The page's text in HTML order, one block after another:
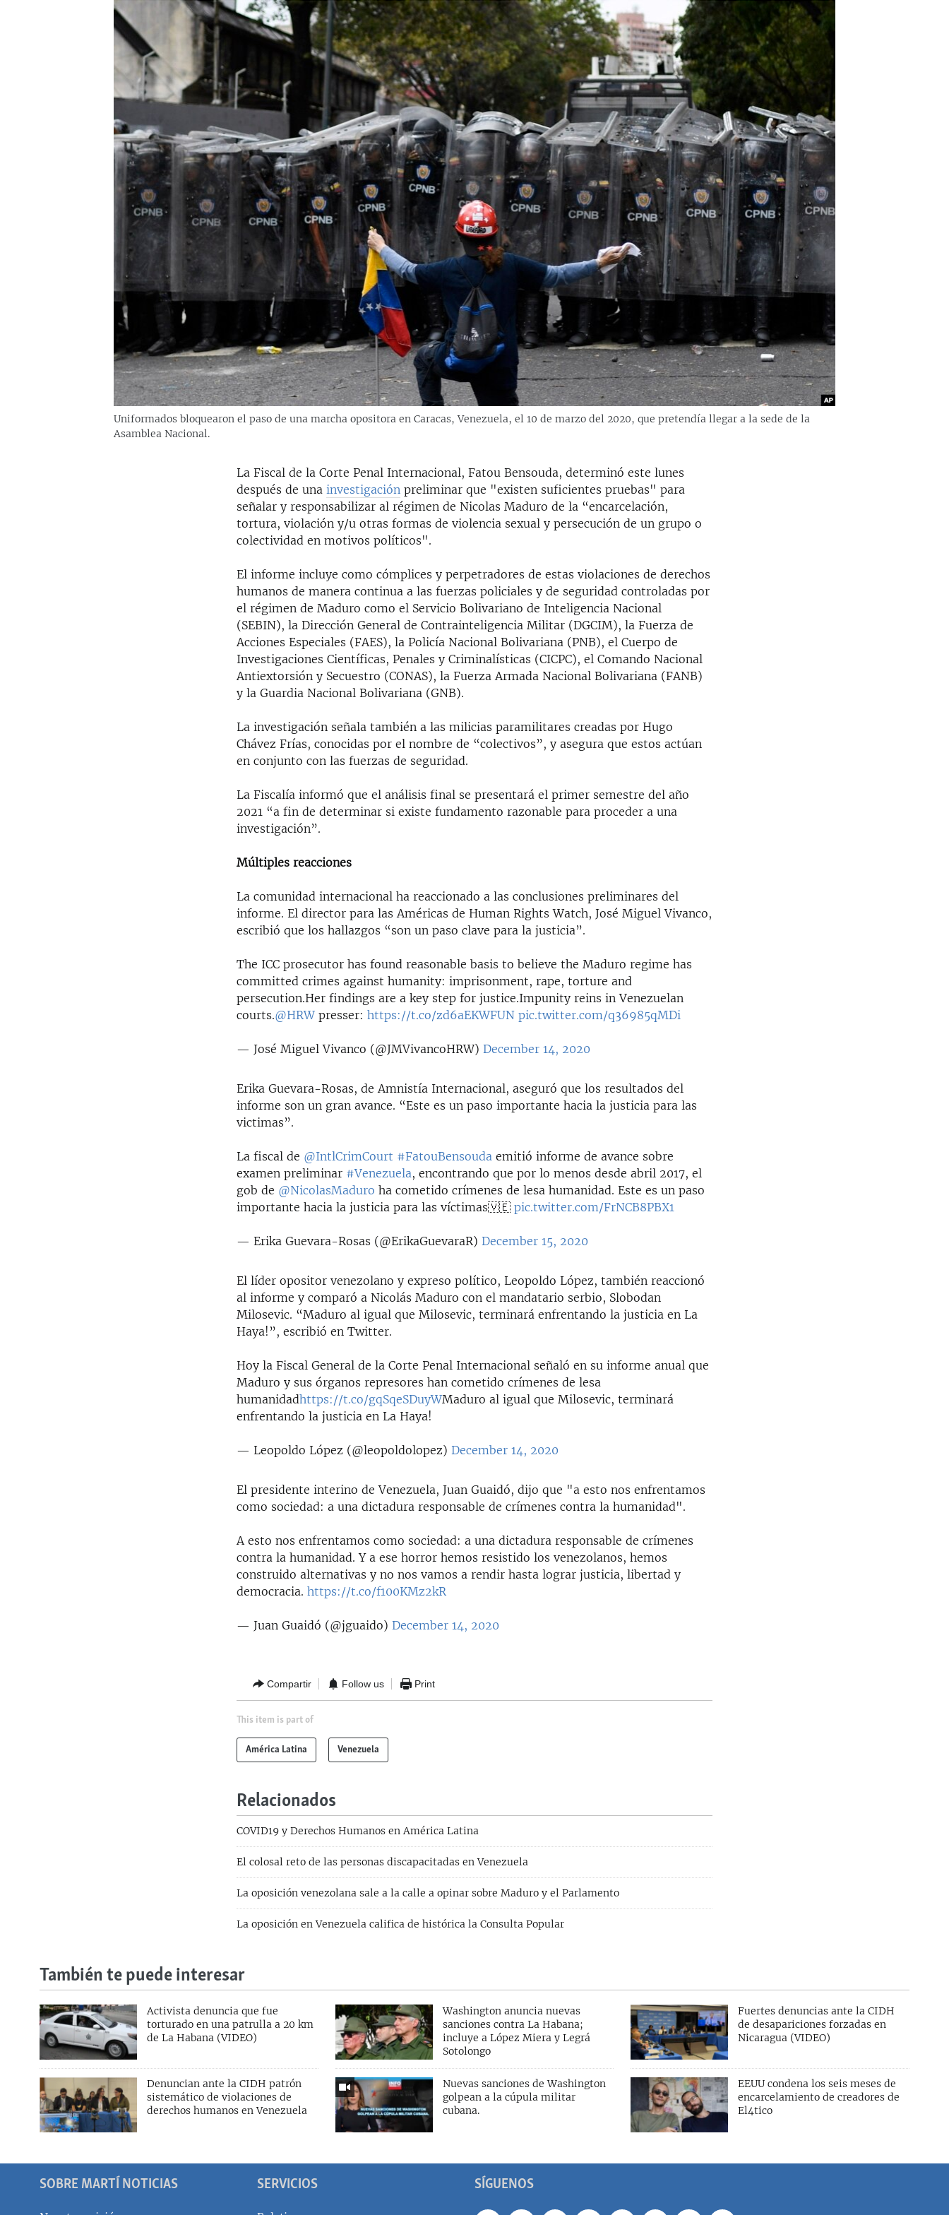
LA REALIDAD DE LA VIVIENDA EN
SER VIEJO EN CUBA
LOS SANTOS DE HIALEAH
DESINFORMACIÓN RUSA EN
LA INVASIÓN DE RUSIA A UCRANIA
Uniformados bloquearon el paso de una marcha opositora en Caracas, Venezuela, el 10 de marzo del 2020, que pretendía llegar a la sede de la
Asamblea Nacional.
La Fiscal de la Corte Penal Internacional, Fatou Bensouda, determinó este lunes
después de unainvestigación preliminar que "existen suficientes pruebas" para
señalar y responsabilizar al régimen de Nicolas Maduro de la “encarcelación,
tortura, violación y/u otras formas de violencia sexual y persecución de un grupo o
colectividad en motivos políticos".
El informe incluye como cómplices y perpetradores de estas violaciones de derechos
humanos de manera continua a las fuerzas policiales y de seguridad controladas por
el régimen de Maduro como el Servicio Bolivariano de Inteligencia Nacional
(SEBIN), la Dirección General de Contrainteligencia Militar (DGCIM), la Fuerza de
Acciones Especiales (FAES), la Policía Nacional Bolivariana (PNB), el Cuerpo de
Investigaciones Científicas, Penales y Criminalísticas (CICPC), el Comando Nacional
Antiextorsión y Secuestro (CONAS), la Fuerza Armada Nacional Bolivariana (FANB)
y la Guardia Nacional Bolivariana (GNB).
La investigación señala también a las milicias paramilitares creadas por Hugo
Chávez Frías, conocidas por el nombre de “colectivos”, y asegura que estos actúan
en conjunto con las fuerzas de seguridad.
La Fiscalía informó que el análisis final se presentará el primer semestre del año
2021 “a fin de determinar si existe fundamento razonable para proceder a una
investigación”.
Múltiples reacciones
La comunidad internacional ha reaccionado a las conclusiones preliminares del
informe. El director para las Américas de Human Rights Watch, José Miguel Vivanco,
escribió que los hallazgos “son un paso clave para la justicia”.
The ICC prosecutor has found reasonable basis to believe the Maduro regime has
committed crimes against humanity: imprisonment, rape, torture and
persecution.Her findings are a key step for justice.Impunity reins in Venezuelan
courts.@HRW presser:https://t.co/zd6aEKWFUN pic.twitter.com/q36985qMDi
— José Miguel Vivanco (@JMVivancoHRW)December 14, 2020
Erika Guevara-Rosas, de Amnistía Internacional, aseguró que los resultados del
informe son un gran avance. “Este es un paso importante hacia la justicia para las
victimas”.
La fiscal de @IntlCrimCourt #FatouBensouda emitió informe de avance sobre
examen preliminar #Venezuela, encontrando que por lo menos desde abril 2017, el
gob de @NicolasMaduro ha cometido crímenes de lesa humanidad. Este es un paso
importante hacia la justicia para las víctimas🇻🇪pic.twitter.com/FrNCB8PBX1
— Erika Guevara-Rosas (@ErikaGuevaraR)December 15, 2020
El líder opositor venezolano y expreso político, Leopoldo López, también reaccionó
al informe y comparó a Nicolás Maduro con el mandatario serbio, Slobodan
Milosevic. “Maduro al igual que Milosevic, terminará enfrentando la justicia en La
Haya!”, escribió en Twitter.
Hoy la Fiscal General de la Corte Penal Internacional señaló en su informe anual que
Maduro y sus órganos represores han cometido crímenes de lesa
humanidadhttps://t.co/gqSqeSDuyWMaduro al igual que Milosevic, terminará
enfrentando la justicia en La Haya!
— Leopoldo López (@leopoldolopez)December 14, 2020
El presidente interino de Venezuela, Juan Guaidó, dijo que "a esto nos enfrentamos
como sociedad: a una dictadura responsable de crímenes contra la humanidad".
A esto nos enfrentamos como sociedad: a una dictadura responsable de crímenes
contra la humanidad. Y a ese horror hemos resistido los venezolanos, hemos
construido alternativas y no nos vamos a rendir hasta lograr justicia, libertad y
democracia.https://t.co/f100KMz2kR
— Juan Guaidó (@jguaido)December 14, 2020
Compartir Follow us Print
This item is part of
América Latina Venezuela
Relacionados
COVID19 y Derechos Humanos en América Latina
El colosal reto de las personas discapacitadas en Venezuela
La oposición venezolana sale a la calle a opinar sobre Maduro y el Parlamento
La oposición en Venezuela califica de histórica la Consulta Popular
También te puede interesar
Activista denuncia que fue
torturado en una patrulla a 20 km
de La Habana (VIDEO)
Washington anuncia nuevas
sanciones contra La Habana;
incluye a López Miera y Legrá
Sotolongo
Fuertes denuncias ante la CIDH
de desapariciones forzadas en
Nicaragua (VIDEO)
Denuncian ante la CIDH patrón
sistemático de violaciones de
derechos humanos en Venezuela
Nuevas sanciones de Washington
golpean a la cúpula militar
cubana.
EEUU condena los seis meses de
encarcelamiento de creadores de
El4tico
SÍGUENOS
SOBRE MARTÍ NOTICIAS SERVICIOS